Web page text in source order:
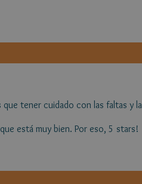
tener cuidado con las faltas y la
está muy bien. Por eso, 5 stars!